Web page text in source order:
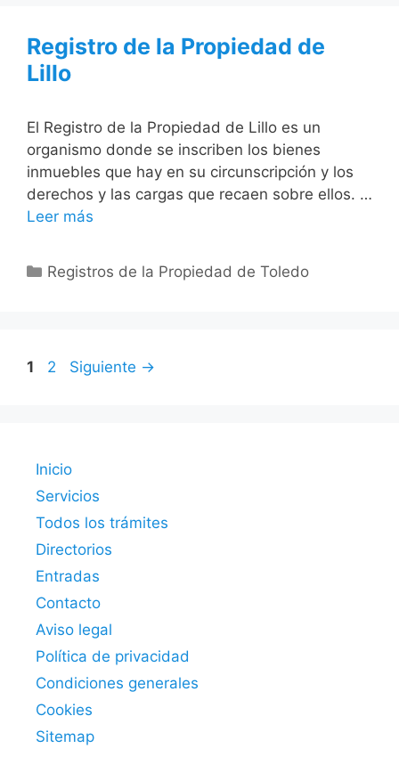
Registro de la Propiedad de
Lillo
El Registro de la Propiedad de Lillo es un
organismo donde se inscriben los bienes
inmuebles que hay en su circunscripción y los
derechos y las cargas que recaen sobre ellos. …
Leer más
Categorías
Registros de la Propiedad de Toledo
Página
1 Página
2 Siguiente →
Inicio
Servicios
Todos los trámites
Directorios
Entradas
Contacto
Aviso legal
Política de privacidad
Condiciones generales
Cookies
Sitemap